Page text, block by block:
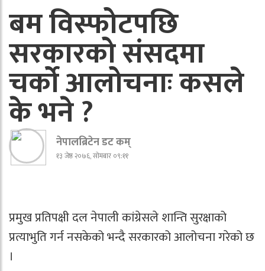
बम विस्फोटपछि
सरकारको संसदमा
चर्को आलोचनाः कसले
के भने ?
नेपालब्रिटेन डट कम्
१३ जेष्ठ २०७६, सोमबार ०९:११
प्रमुख प्रतिपक्षी दल नेपाली कांग्रेसले शान्ति सुरक्षाको
प्रत्याभुति गर्न नसकेको भन्दै सरकारको आलोचना गरेको छ
।